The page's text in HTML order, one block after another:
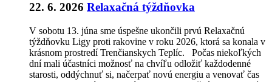
22. 6. 2026 Relaxačná týždňovka
V sobotu 13. júna sme úspešne ukončili prvú Relaxačnú
týždňovku Ligy proti rakovine v roku 2026, ktorá sa konala v
krásnom prostredí Trenčianskych Teplíc. Počas niekoľkých
dní mali účastníci možnosť na chvíľu odložiť každodenné
starosti, oddýchnuť si, načerpať novú energiu a venovať čas